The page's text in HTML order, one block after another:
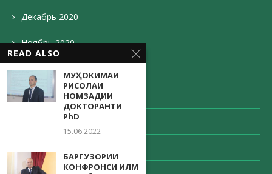
Декабрь 2020
Ноябрь 2020
Октябрь 2020
Сентябрь 2020
Август 2020
READ ALSO
МУҲОКИМАИ
РИСОЛАИ
НОМЗАДИИ
ДОКТОРАНТИ
PhD
15.06.2022
БАРГУЗОРИИ
КОНФРОНСИ ИЛМӢ